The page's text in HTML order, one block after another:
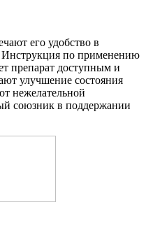
его удобство в
Инструкция по применению
препарат доступным и
улучшение состояния
нежелательной
союзник в поддержании